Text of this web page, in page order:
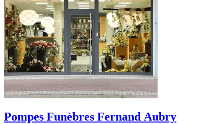
Pompes Funèbres Fernand Aubry